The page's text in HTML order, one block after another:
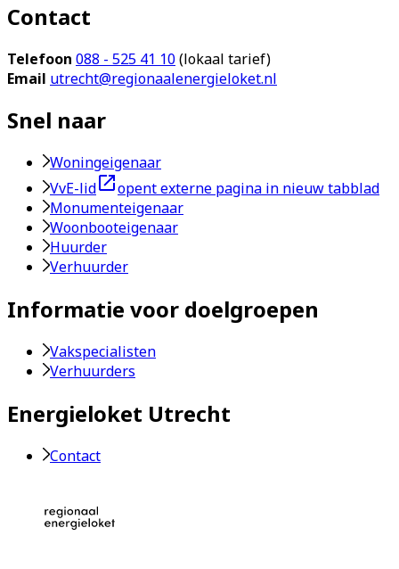
Contact
Telefoon 088 - 525 41 10(lokaal tarief)
Email utrecht@regionaalenergieloket.nl
Snel naar
Woningeigenaar
VvE-lid
opent externe pagina in nieuw tabblad
Monumenteigenaar
Woonbooteigenaar
Huurder
Verhuurder
Informatie voor doelgroepen
Vakspecialisten
Verhuurders
Energieloket Utrecht
Contact